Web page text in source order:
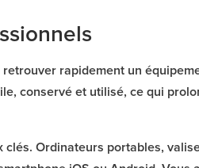
rapidement un
conservé et utilisé, ce qui
clés. Ordinateurs portables,